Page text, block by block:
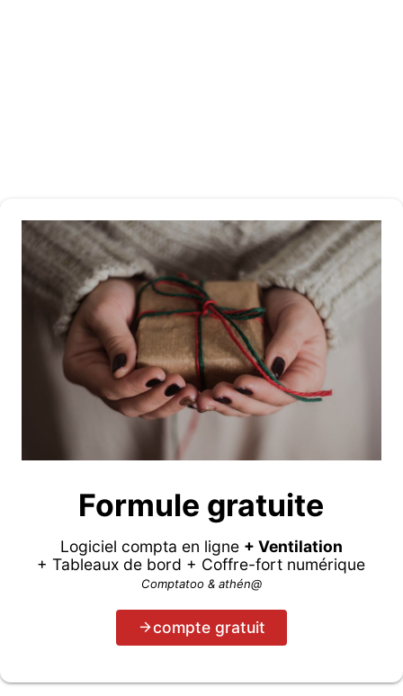
Formule gratuite
Logiciel compta en ligne + Ventilation
+ Tableaux de bord + Coffre-fort numérique
Comptatoo & athén@
compte gratuit